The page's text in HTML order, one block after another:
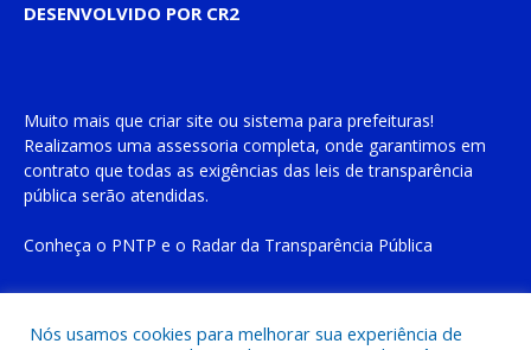
DESENVOLVIDO POR CR2
Muito mais que criar site ou sistema para prefeituras!
Realizamos uma assessoria completa, onde garantimos em
contrato que todas as exigências das leis de transparência
pública serão atendidas.
Conheça o PNTP e o Radar da Transparência Pública
Nós usamos cookies para melhorar sua experiência de